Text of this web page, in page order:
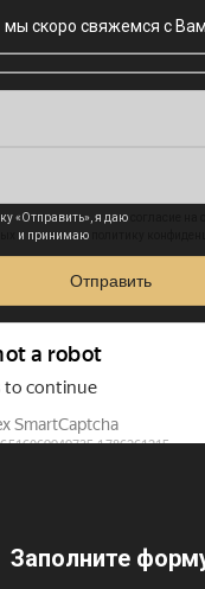
мы скоро свяжемся с
«Отправить», я даю
и принимаю
Заполните